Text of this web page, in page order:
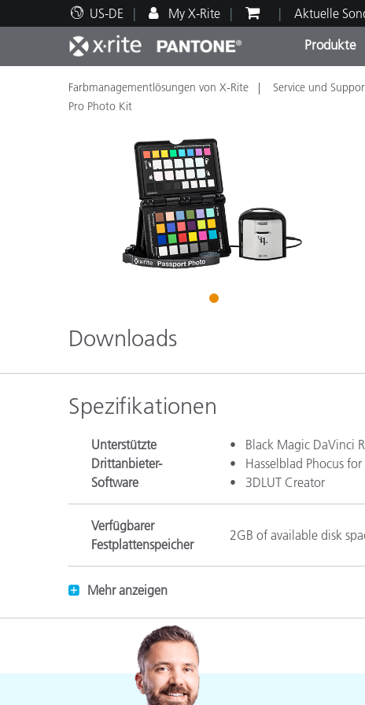
US-DE My X-Rite Aktuelle
Produkte
Spitzenprodukte
Druck und Verpackung
Automobil
Technischer Support
Pädagogische Ressourcen
Brand
Farbmanagementlösungen von X-Rite Service und
Pro Photo Kit
1
Downloads
Spezifikationen
Unterstützte
Drittanbieter-
Software
• Black Magic DaVinci
• Hasselblad Phocus
• 3DLUT Creator
Verfügbarer
Festplattenspeicher
2GB of available disk
• DNG
Compatible Software
Mehr anzeigen